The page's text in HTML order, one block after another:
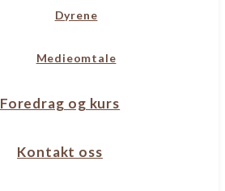
Dyrene
Medieomtale
Foredrag og kurs
Kontakt oss